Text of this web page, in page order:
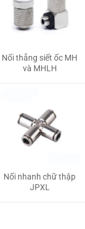
Nối thẳng siết ốc MH
và MHLH
Nối nhanh chữ thập
JPXL